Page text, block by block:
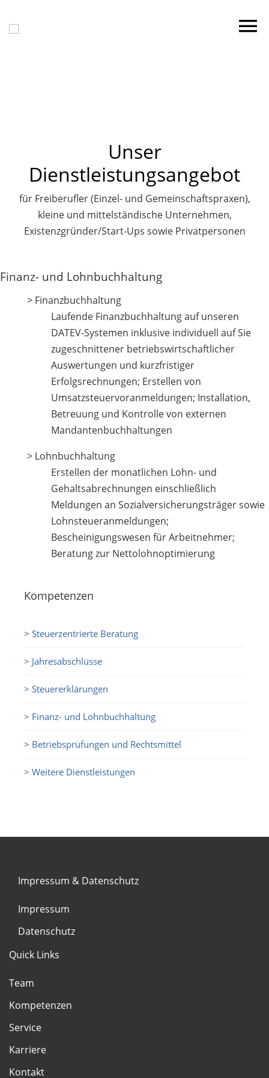
Unser
Dienstleistungsangebot
für Freiberufler (Einzel- und Gemeinschaftspraxen),
kleine und mittelständische Unternehmen,
Existenzgründer/Start-Ups sowie Privatpersonen
Finanz- und Lohnbuchhaltung
> Finanzbuchhaltung
Laufende Finanzbuchhaltung auf unseren
DATEV-Systemen inklusive individuell auf Sie
zugeschnittener betriebswirtschaftlicher
Auswertungen und kurzfristiger
Erfolgsrechnungen; Erstellen von
Umsatzsteuervoranmeldungen; Installation,
Betreuung und Kontrolle von externen
Mandantenbuchhaltungen
> Lohnbuchhaltung
Erstellen der monatlichen Lohn- und
Gehaltsabrechnungen einschließlich
Meldungen an Sozialversicherungsträger sowie
Lohnsteueranmeldungen;
Bescheinigungswesen für Arbeitnehmer;
Beratung zur Nettolohnoptimierung
Kompetenzen
> Steuerzentrierte Beratung
> Jahresabschlüsse
> Steuererklärungen
> Finanz- und Lohnbuchhaltung
> Betriebsprüfungen und Rechtsmittel
> Weitere Dienstleistungen
Impressum & Datenschutz
Impressum
Datenschutz
Quick Links
Team
Kompetenzen
Service
Karriere
Kontakt